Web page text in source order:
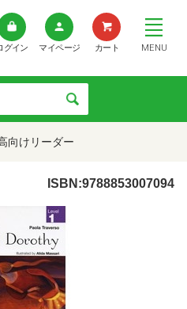
グイン マイページ カート MENU
向けリーダー
ISBN:9788853007094